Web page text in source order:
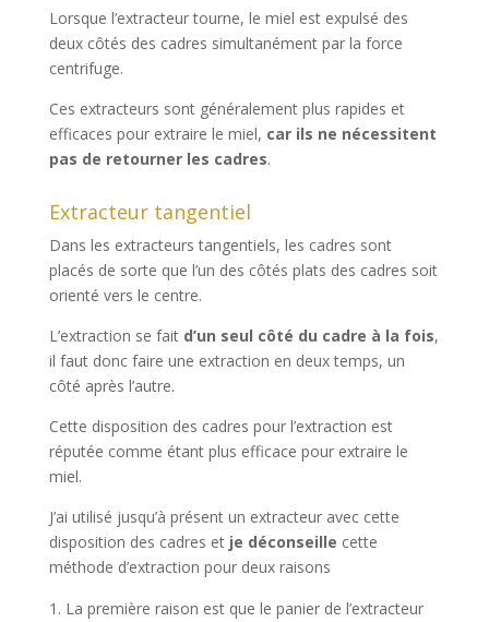
Lorsque l’extracteur tourne, le miel est expulsé des
deux côtés des cadres simultanément par la force
centrifuge.
Ces extracteurs sont généralement plus rapides et
efficaces pour extraire le miel, car ils ne nécessitent
pas de retourner les cadres.
Extracteur tangentiel
Dans les extracteurs tangentiels, les cadres sont
placés de sorte que l’un des côtés plats des cadres soit
orienté vers le centre.
L’extraction se fait d’un seul côté du cadre à la fois,
il faut donc faire une extraction en deux temps, un
côté après l’autre.
Cette disposition des cadres pour l’extraction est
réputée comme étant plus efficace pour extraire le
miel.
J’ai utilisé jusqu’à présent un extracteur avec cette
disposition des cadres etje déconseille cette
méthode d’extraction pour deux raisons
La première raison est que le panier de l’extracteur